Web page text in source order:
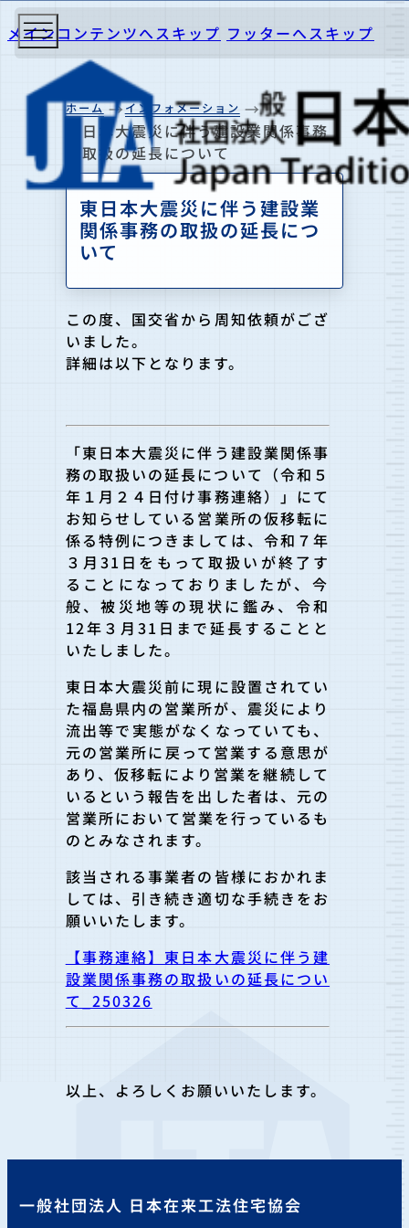
メインコンテンツへスキップ フッターへスキップ
ホーム インフォメーション
東日本大震災に伴う建設業関係事務
の取扱の延長について
東日本大震災に伴う建設業
関係事務の取扱の延長につ
いて
この度、国交省から周知依頼がござ
いました。
詳細は以下となります。
「東日本大震災に伴う建設業関係事
務の取扱いの延長について（令和５
年１月２４日付け事務連絡）」にて
お知らせしている営業所の仮移転に
係る特例につきましては、令和７年
３月31日をもって取扱いが終了す
ることになっておりま したが、今
般、被災地等の現状に鑑み、令和
12年３月31日まで延長することと
いた しました。
東日本大震災前に現に設置されてい
た福島県内の営業所が、震災に より
流出等で実態がなくなっていても、
元の営業所に戻って営業する意思が
あり、仮移転により営業を継続 して
いるという報告を出した者は、元の
営業所において営業を行っているも
のとみなされます。
該当される事業者の皆様におかれま
しては、引き続き適切な手続きをお
願いいたします。
【事務連絡】東日本大震災に伴う建
設業関係事務の取扱いの延長につい
て_250326
以上、よろしくお願いいたします。
一般社団法人 日本在来工法住宅協会